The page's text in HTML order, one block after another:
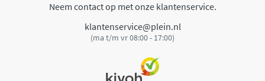
Neem contact op met onze klantenservice.
klantenservice@plein.nl
(ma t/m vr 08:00 - 17:00)